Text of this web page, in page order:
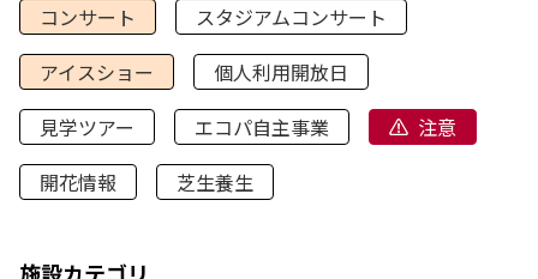
コンサート
スタジアムコンサート
アイスショー
個人利用開放日
見学ツアー
エコパ自主事業
注意
開花情報
芝生養生
施設カテゴリ